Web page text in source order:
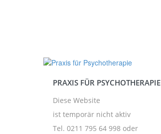
PRAXIS FÜR PSYCHOTHERAPIE
Diese Website
ist temporär nicht aktiv
Tel. 0211 795 64 998 oder